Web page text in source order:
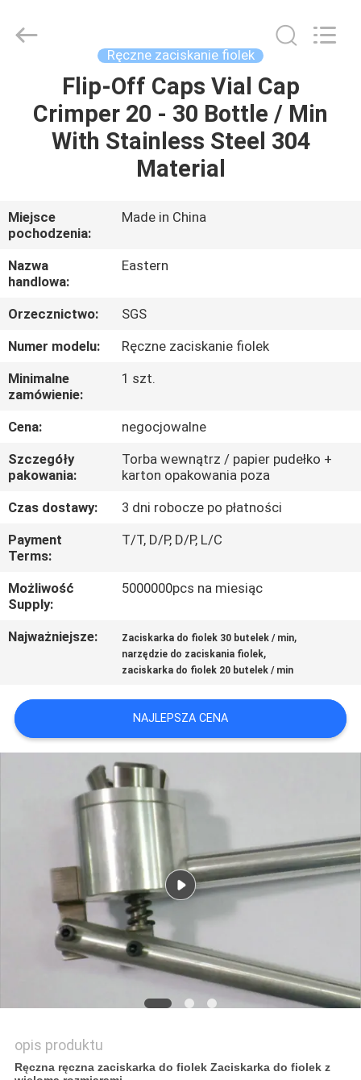
PRODUKTY
NAS
WYCIECZKA
PO
FABRYCE
KONTROLA
JAKOŚCI
SKONTAKTUJ
SIĘ
Z
NAMI
AKTUALNOŚCI
SPRAWY
PRIVACY
Ręczne zaciskanie fiolek
Flip-Off Caps Vial Cap
Crimper 20 - 30 Bottle / Min
With Stainless Steel 304
Material
Miejsce
pochodzenia:
Made in China
Nazwa
handlowa:
Eastern
Orzecznictwo:
SGS
Numer modelu:
Ręczne zaciskanie fiolek
Minimalne
zamówienie:
1 szt.
Cena:
negocjowalne
Szczegóły
pakowania:
Torba wewnątrz / papier pudełko +
karton opakowania poza
Czas dostawy:
3 dni robocze po płatności
Payment
Terms:
T/T, D/P, D/P, L/C
Możliwość
Supply:
5000000pcs na miesiąc
Najważniejsze: Zaciskarka do fiolek 30 butelek / min,
narzędzie do zaciskania fiolek,
zaciskarka do fiolek 20 butelek / min
NAJLEPSZA CENA
opis produktu
Ręczna ręczna zaciskarka do fiolek Zaciskarka do fiolek z